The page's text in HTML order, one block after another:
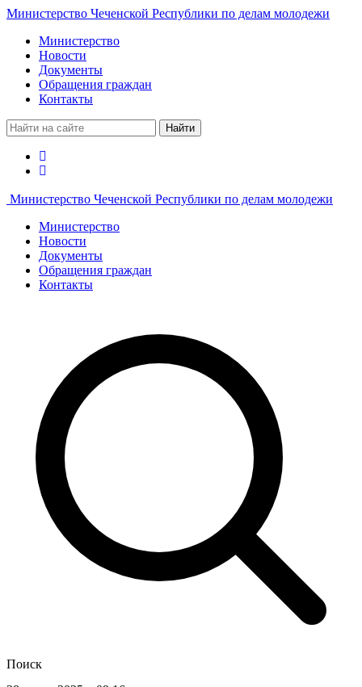
Министерство Чеченской Республики по делам молодежи
Министерство
Новости
Документы
Обращения граждан
Контакты
Найти
Министерство Чеченской Республики по делам молодежи
Министерство
Новости
Документы
Обращения граждан
Контакты
Поиск